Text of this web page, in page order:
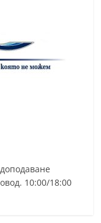
10:00/18:00